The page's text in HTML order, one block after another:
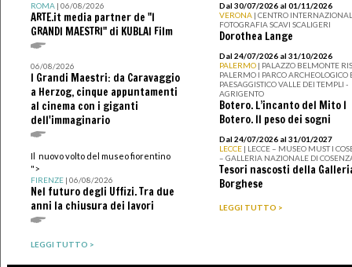
ROMA| 06/08/2026
ARTE.it media partner de "I
GRANDI MAESTRI" di KUBLAI Film
06/08/2026
I Grandi Maestri: da Caravaggio
a Herzog, cinque appuntamenti
al cinema con i giganti
dell'immaginario
Il nuovo volto del museo fiorentino
">
FIRENZE| 06/08/2026
Nel futuro degli Uffizi. Tra due
anni la chiusura dei lavori
LEGGI TUTTO >
Dal 30/07/2026 al 01/11/2026
VERONA | CENTRO
FOTOGRAFIA SCAVI SCALIGERI
Dorothea Lange
Dal 24/07/2026 al 31/10/2026
PALERMO | PALAZZO BELMONTE
PALERMO I PARCO ARCHEOLOGICO
PAESAGGISTICO VALLE DEI TEMPLI -
AGRIGENTO
Botero. L’incanto del Mito I
Botero. Il peso dei sogni
Dal 24/07/2026 al 31/01/2027
LECCE | LECCE – MUSEO MUST I
– GALLERIA NAZIONALE DI
Tesori nascosti della
Borghese
LEGGI TUTTO >